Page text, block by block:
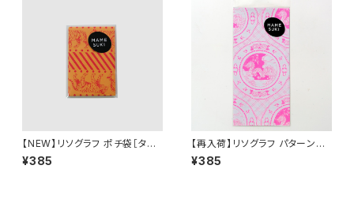
【NEW】リソグラフ ポチ袋［タイ
ガーマーチ］Orange Paper
¥385
【再入荷】リソグラフ パターンペ
ーパー［ドラゴンプレート NEW］
Neon Pink
¥385